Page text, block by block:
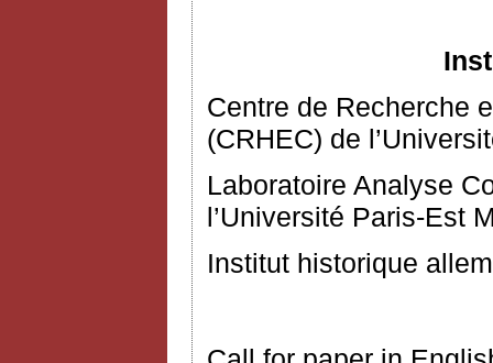
Centre de Recherche
(CRHEC) de
Laboratoire Analyse
l’Université Paris-Est
Institut historique